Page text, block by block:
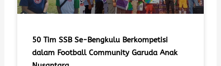
50 Tim SSB Se-Bengkulu Berkompetisi
dalam Football Community Garuda Anak